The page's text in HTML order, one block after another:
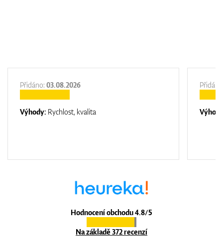
Hodnocení obchodu 4.8/5
Na základě 372 recenzí
Přidáno: 03.08.2026
Výhody: Rychlost, kvalita